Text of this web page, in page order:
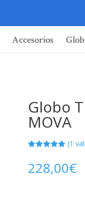
Accesorios
Globo
MOVA
5 basado
en
(1
228,00€